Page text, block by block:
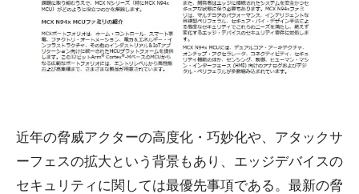
近年の脅威アクターの高度化・巧妙化や、アタックサ
ーフェスの拡大という背景もあり、エッジデバイスの
セキュリティに関しては最優先事項である。最新の脅